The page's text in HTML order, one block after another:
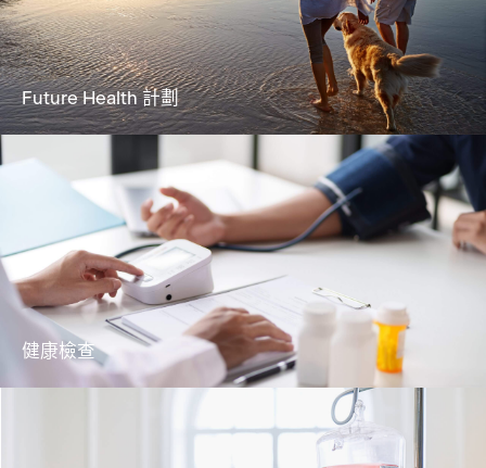
全方位健康抗衰解決方案，致力於逆轉生物年
齡並延長健康壽命
了解更多
Future Health 計劃
健康檢查